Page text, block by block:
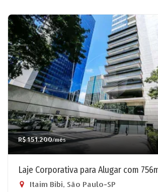
R$ 151.200/mês
Laje Corporativa para Alugar com
Itaim Bibi, São Paulo-SP